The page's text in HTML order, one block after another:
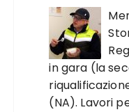
in gara (la
(NA). Lavori